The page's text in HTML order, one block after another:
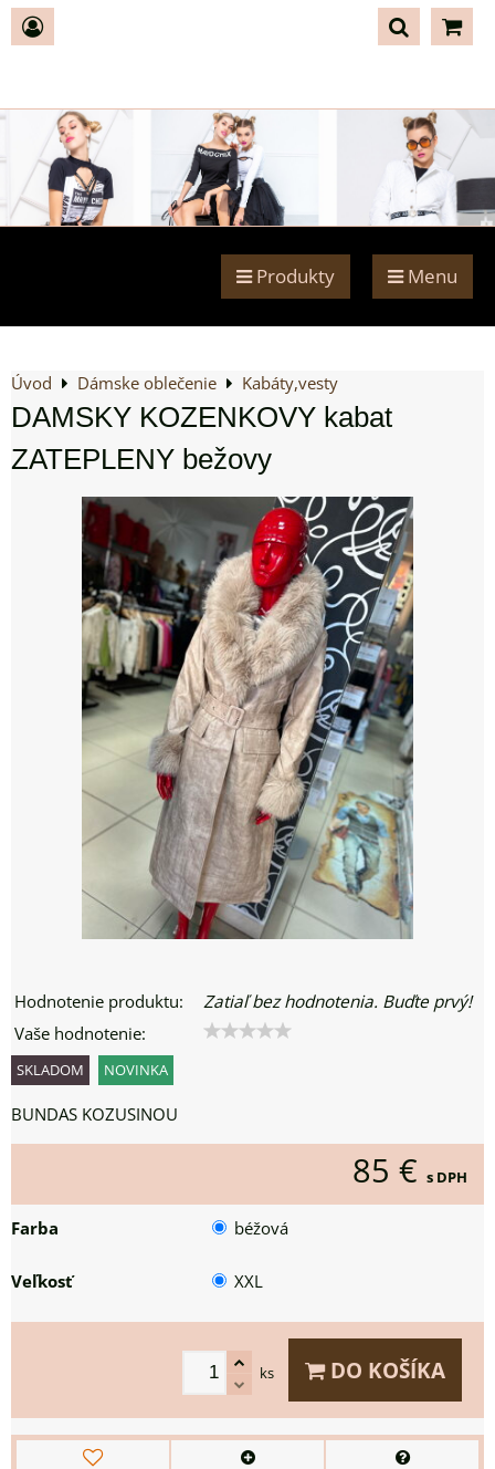
Produkty Menu
Úvod Dámske oblečenie Kabáty,vesty
DAMSKY KOZENKOVY kabat
ZATEPLENY bežovy
Hodnotenie produktu:
Zatiaľ bez hodnotenia. Buďte prvý!
Vaše hodnotenie:
SKLADOM NOVINKA
BUNDAS KOZUSINOU
85 € s DPH
Farba béžová
Veľkosť XXL
ks DO KOŠÍKA